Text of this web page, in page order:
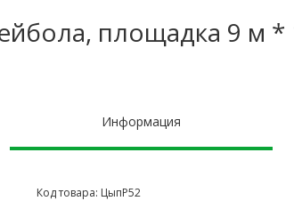
площадка 9 м *
Информация
Код товара: ЦыпР52